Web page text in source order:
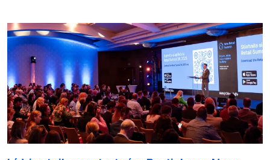
automatizaci, leadership i budoucnost role CFO.